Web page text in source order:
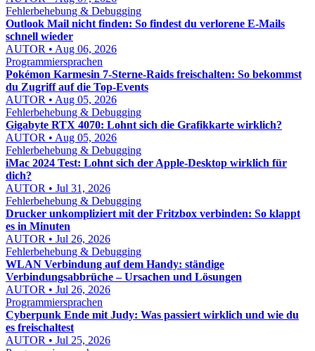
Fehlerbehebung & Debugging
Outlook Mail nicht finden: So findest du verlorene E-Mails
schnell wieder
AUTOR • Aug 06, 2026
Programmiersprachen
Pokémon Karmesin 7-Sterne-Raids freischalten: So bekommst
du Zugriff auf die Top-Events
AUTOR • Aug 05, 2026
Fehlerbehebung & Debugging
Gigabyte RTX 4070: Lohnt sich die Grafikkarte wirklich?
AUTOR • Aug 05, 2026
Fehlerbehebung & Debugging
iMac 2024 Test: Lohnt sich der Apple-Desktop wirklich für
dich?
AUTOR • Jul 31, 2026
Fehlerbehebung & Debugging
Drucker unkompliziert mit der Fritzbox verbinden: So klappt
es in Minuten
AUTOR • Jul 26, 2026
Fehlerbehebung & Debugging
WLAN Verbindung auf dem Handy: ständige
Verbindungsabbrüche – Ursachen und Lösungen
AUTOR • Jul 26, 2026
Programmiersprachen
Cyberpunk Ende mit Judy: Was passiert wirklich und wie du
es freischaltest
AUTOR • Jul 25, 2026